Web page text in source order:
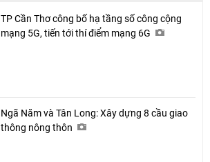
TP Cần Thơ công bố hạ tầng số công cộng
mạng 5G, tiến tới thí điểm mạng 6G
Ngã Năm và Tân Long: Xây dựng 8 cầu giao
thông nông thôn